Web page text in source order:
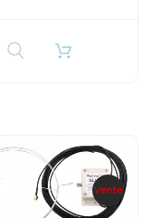
Vente